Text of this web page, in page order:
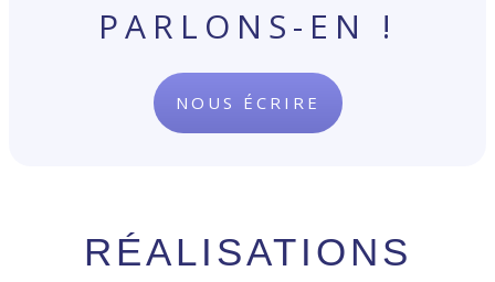
PARLONS-EN !
NOUS ÉCRIRE
RÉALISATIONS